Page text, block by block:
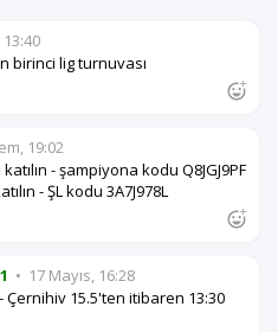
birinci lig turnuvası
19:02
- şampiyona kodu Q8JGJ9PF
- ŞL kodu 3A7J978L
• 17 Mayıs, 16:28
15.5'ten itibaren 13:30